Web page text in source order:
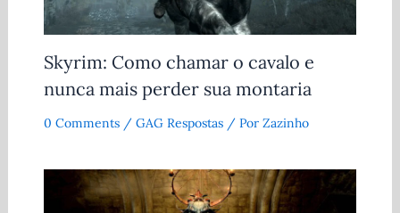
Skyrim: Como chamar o cavalo e
nunca mais perder sua montaria
0 Comments / GAG Respostas/ Por Zazinho